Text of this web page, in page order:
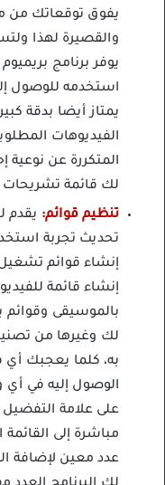
يفوق توقعاتك من
والقصيرة لهذا
يوفر برنامج
استخدمه للوصول
يمتاز أيضا بدقة
الفيديوهات
المتكررة عن نوعية
لك قائمة
تنظيم قوائم: يقدم
تحديث تجربة
إنشاء قوائم
إنشاء قائمة
بالموسيقى وقوائم
لك وغيرها من
به، كلما يعجبك أي
الوصول إليه في
على علامة
مباشرة إلى
عدد معين لإضافة